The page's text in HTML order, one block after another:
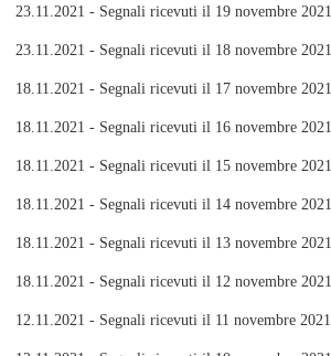
23.11.2021 - Segnali ricevuti il 19 novembre 2021
23.11.2021 - Segnali ricevuti il 18 novembre 2021
18.11.2021 - Segnali ricevuti il 17 novembre 2021
18.11.2021 - Segnali ricevuti il 16 novembre 2021
18.11.2021 - Segnali ricevuti il 15 novembre 2021
18.11.2021 - Segnali ricevuti il 14 novembre 2021
18.11.2021 - Segnali ricevuti il 13 novembre 2021
18.11.2021 - Segnali ricevuti il 12 novembre 2021
12.11.2021 - Segnali ricevuti il 11 novembre 2021